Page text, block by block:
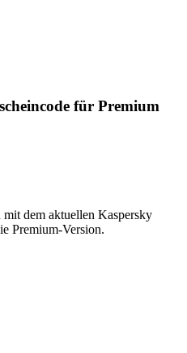
für Premium
dem aktuellen Kaspersky
Premium-Version.